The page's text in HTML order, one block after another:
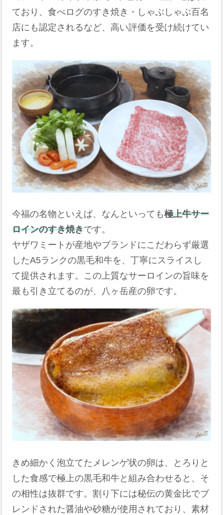
ており、食べログのすき焼き・しゃぶしゃぶ百名
店にも認定されるなど、高い評価を受け続けてい
ます。
今福の名物といえば、なんといっても極上牛サー
ロインのすき焼きです。
ヤザワミートが産地やブランドにこだわらず厳選
したA5ランクの黒毛和牛を、丁寧にスライスし
て提供されます。この上質なサーロインの旨味を
最も引き立てるのが、八ヶ岳産の卵です。
きめ細かく泡立てたメレンゲ状の卵は、とろりと
した食感で極上の黒毛和牛と組み合わせると、そ
の相性は抜群です。割り下には秘伝の黄金比でブ
レンドされた醤油や砂糖が使用されており、素材